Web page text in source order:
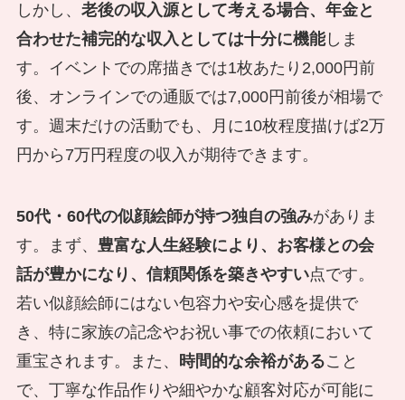
しかし、 老後の収入源として考える場合、年金と
合わせた補完的な収入としては十分に機能しま
す。イベントでの席描きでは1枚あたり2,000円前
後、オンラインでの通販では7,000円前後が相場で
す。週末だけの活動でも、月に10枚程度描けば2万
円から7万円程度の収入が期待できます。
50代・60代の似顔絵師が持つ独自の強みがありま
す。まず、 豊富な人生経験により、お客様との会
話が豊かになり、信頼関係を築きやすい点です。
若い似顔絵師にはない包容力や安心感を提供で
き、特に家族の記念やお祝い事での依頼において
重宝されます。また、
時間的な余裕があること
で、丁寧な作品作りや細やかな顧客対応が可能に